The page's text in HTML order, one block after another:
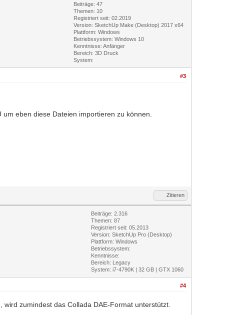
Beiträge: 47
Themen: 10
Registriert seit: 02.2019
Version: SketchUp Make (Desktop) 2017 x64
Plattform: Windows
Betriebssystem: Windows 10
Kenntnisse: Anfänger
Bereich: 3D Druck
System:
#3
eben diese Dateien importieren zu können.
Zitieren
Beiträge: 2.316
Themen: 87
Registriert seit: 05.2013
Version: SketchUp Pro (Desktop)
Plattform: Windows
Betriebssystem:
Kenntnisse:
Bereich: Legacy
System: i7-4790K | 32 GB | GTX 1060
#4
wird zumindest das Collada DAE-Format unterstützt.